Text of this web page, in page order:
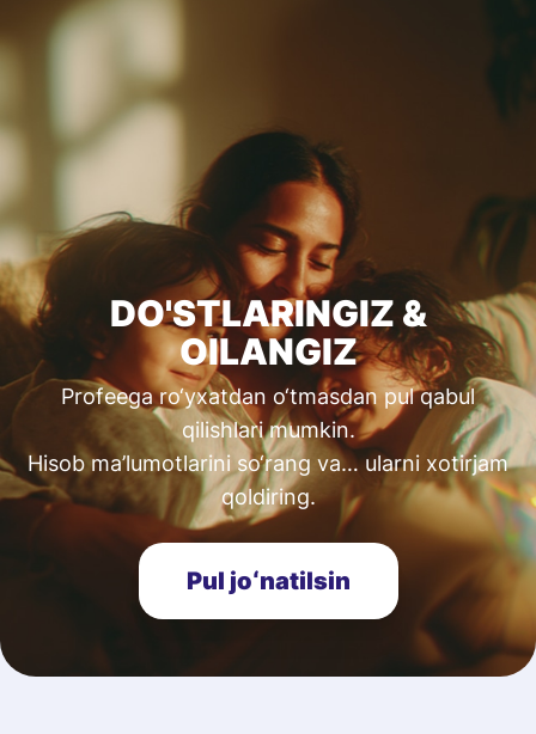
DO'STLARINGIZ &
OILANGIZ
Profeega ro‘yxatdan o‘tmasdan pul qabul
qilishlari mumkin.
Hisob ma’lumotlarini so‘rang va… ularni xotirjam
qoldiring.
Pul joʻnatilsin